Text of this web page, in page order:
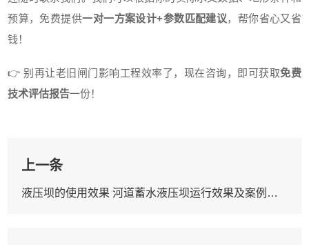
预算，免费提供一对一方案设计+参数匹配建议，帮你省心又省
钱！
👉 别再让老旧闸门影响工程效率了，现在咨询，即可获取免费
技术评估报告一份！
上一条
液压坝的使用效果 河道蓄水液压坝运行效果及案例反馈